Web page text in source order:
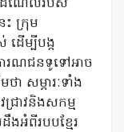
រដំណែលរបស់
ះ ក្រុម
ដើម្បីបង្ក
រណជនទូទៅអាច
សម្ភារៈទាំង
រាវនិងសកម្ម
អំពីរបបខ្មែរ